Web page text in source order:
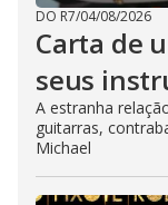
DO R7/04/08/2026
Carta de
seus
A estranha
guitarras,
Michael